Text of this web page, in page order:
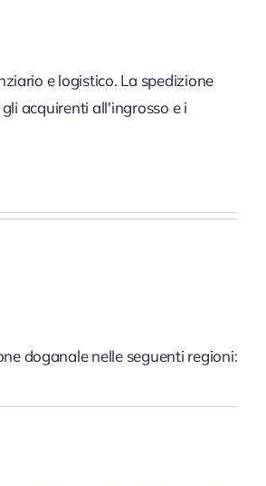
e logistico. La spedizione
acquirenti all'ingrosso e i
doganale nelle seguenti regioni: